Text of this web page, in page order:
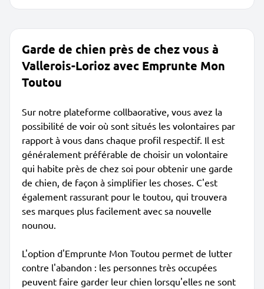
Garde de chien près de chez vous à
Vallerois-Lorioz avec Emprunte Mon
Toutou
Sur notre plateforme collbaorative, vous avez la
possibilité de voir où sont situés les volontaires par
rapport à vous dans chaque profil respectif. Il est
généralement préférable de choisir un volontaire
qui habite près de chez soi pour obtenir une garde
de chien, de façon à simplifier les choses. C'est
également rassurant pour le toutou, qui trouvera
ses marques plus facilement avec sa nouvelle
nounou.
L'option d'Emprunte Mon Toutou permet de lutter
contre l'abandon : les personnes très occupées
peuvent faire garder leur chien lorsqu'elles ne sont